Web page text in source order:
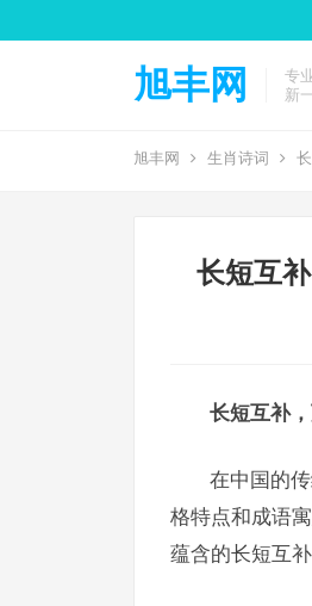
旭丰网
专
新
旭丰网 生肖诗词
长短互
长短互补
在中国的
格特点和成语
蕴含的长短互